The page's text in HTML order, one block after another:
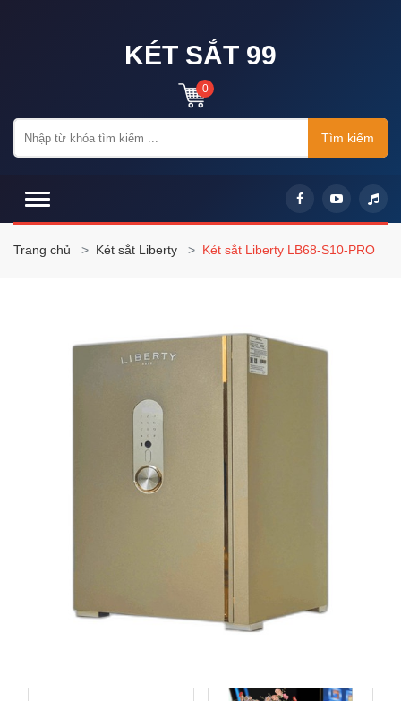
KÉT SẮT 99
0
Tìm kiếm
Trang chủ Két sắt Liberty Két sắt Liberty LB68-S10-PRO